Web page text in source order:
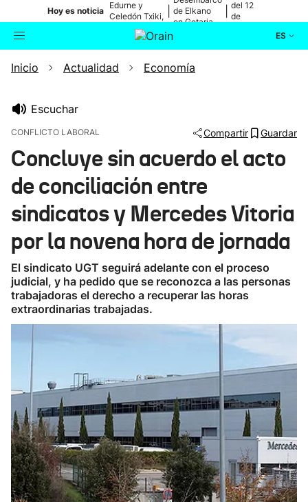
Hoy es noticia
Edurne y
Celedón Txiki,
en directo
de Elkano
en Getaria
del 12
de
ES
Buscador Actualidad
Ikusmiran
Eguraldia
Inicio Actualidad Economía
Escuchar
CONFLICTO LABORAL Compartir Guardar
Concluye sin acuerdo el acto
de conciliación entre
sindicatos y Mercedes Vitoria
por la novena hora de jornada
El sindicato UGT seguirá adelante con el proceso
judicial, y ha pedido que se reconozca a las personas
trabajadoras el derecho a recuperar las horas
extraordinarias trabajadas.